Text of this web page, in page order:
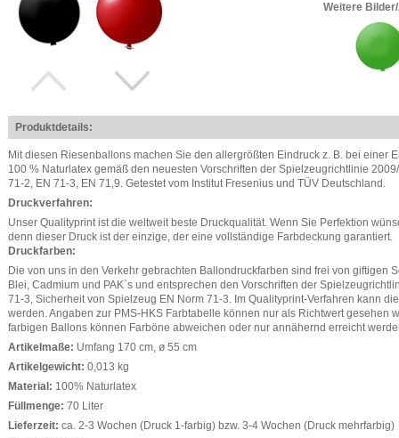
Weitere
Produktdetails:
Mit diesen Riesenballons machen Sie den allergrößten Eindruck z. B. bei einer
100 % Naturlatex gemäß den neuesten Vorschriften der Spielzeugrichtlinie
71-2, EN 71-3, EN 71,9. Getestet vom Institut Fresenius und TÜV Deutschland.
Druckverfahren:
Unser Qualityprint ist die weltweit beste Druckqualität. Wenn Sie Perfektion
denn dieser Druck ist der einzige, der eine vollständige Farbdeckung garantiert.
Druckfarben:
Die von uns in den Verkehr gebrachten Ballondruckfarben sind frei von giftigen
Blei, Cadmium und PAK`s und entsprechen den Vorschriften der
71-3, Sicherheit von Spielzeug EN Norm 71-3. Im Qualityprint-Verfahren kann
werden. Angaben zur PMS-HKS Farbtabelle können nur als Richtwert gesehen
farbigen Ballons können Farböne abweichen oder nur annähernd erreicht
Artikelmaße: Umfang 170 cm, ø 55 cm
Artikelgewicht: 0,013 kg
Material: 100% Naturlatex
Füllmenge: 70 Liter
Lieferzeit: ca. 2-3 Wochen (Druck 1-farbig) bzw. 3-4 Wochen (Druck mehrfarbig)